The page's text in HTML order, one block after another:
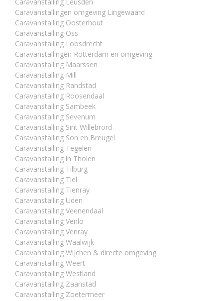
Caravanstallingen omgeving Lingewaard
Caravanstalling Oosterhout
Caravanstalling Oss
Caravanstalling Loosdrecht
Caravanstallingen Rotterdam en omgeving
Caravanstalling Maarssen
Caravanstalling Mill
Caravanstalling Randstad
Caravanstalling Roosendaal
Caravanstalling Sambeek
Caravanstalling Sevenum
Caravanstalling Sint Willebrord
Caravanstalling Son en Breugel
Caravanstalling Tegelen
Caravanstalling in Tholen
Caravanstalling Tilburg
Caravanstalling Tiel
Caravanstalling Tienray
Caravanstalling Uden
Caravanstalling Veenendaal
Caravanstalling Venlo
Caravanstalling Venray
Caravanstalling Waalwijk
Caravanstalling Wijchen & directe omgeving
Caravanstalling Weert
Caravanstalling Westland
Caravanstalling Zaanstad
Caravanstalling Zoetermeer